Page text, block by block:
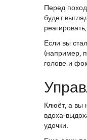
Перед
будет
Если вы
(например,
голове и
Клюёт, а вы
удочки.